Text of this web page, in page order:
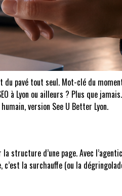
du pavé tout seul. Mot-clé du
à Lyon ou ailleurs ? Plus que
version See U Better Lyon.
structure d’une page. Avec
la surchauffe (ou la